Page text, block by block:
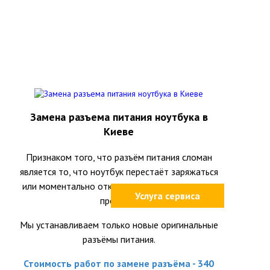
Услуга сервиса
Замена разъема питания ноутбука в
Киеве
Признаком того, что разъём питания сломан
является то, что ноутбук перестаёт заряжаться
или моментально отключается при шевелении
провода.
Мы устанавливаем только новые оригинальные
разъёмы питания.
Стоимость работ по замене разъёма - 340